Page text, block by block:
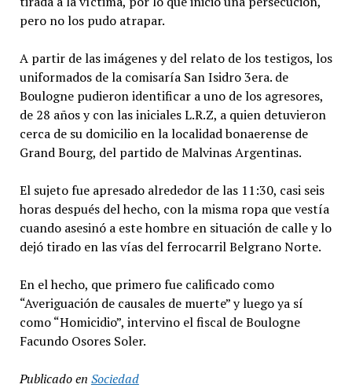
pero no los pudo atrapar.
A partir de las imágenes y del relato de los testigos, los
uniformados de la comisaría San Isidro 3era. de
Boulogne pudieron identificar a uno de los agresores,
de 28 años y con las iniciales L.R.Z, a quien detuvieron
cerca de su domicilio en la localidad bonaerense de
Grand Bourg, del partido de Malvinas Argentinas.
El sujeto fue apresado alrededor de las 11:30, casi seis
horas después del hecho, con la misma ropa que vestía
cuando asesinó a este hombre en situación de calle y lo
dejó tirado en las vías del ferrocarril Belgrano Norte.
En el hecho, que primero fue calificado como
“Averiguación de causales de muerte” y luego ya sí
como “Homicidio”, intervino el fiscal de Boulogne
Facundo Osores Soler.
Publicado en Sociedad